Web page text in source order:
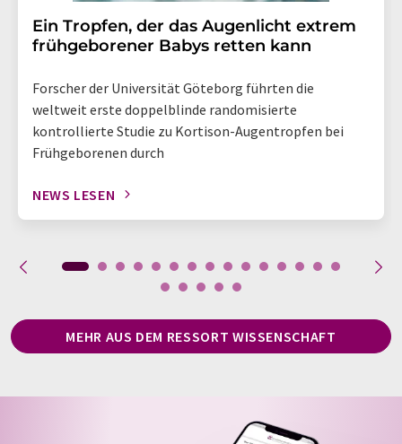
Ein Tropfen, der das Augenlicht extrem
frühgeborener Babys retten kann
Forscher der Universität Göteborg führten die
weltweit erste doppelblinde randomisierte
kontrollierte Studie zu Kortison-Augentropfen bei
Frühgeborenen durch
NEWS LESEN
MEHR AUS DEM RESSORT WISSENSCHAFT